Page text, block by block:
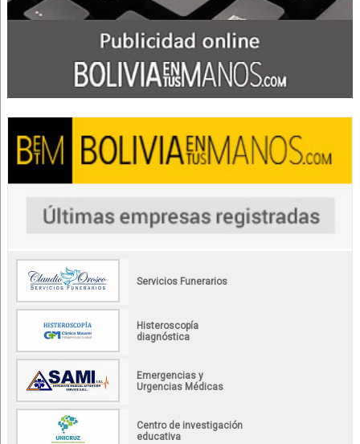
Servicios Funerarios
Histeroscopía
diagnóstica
Emergencias y
Urgencias Médicas
Centro de investigación
educativa